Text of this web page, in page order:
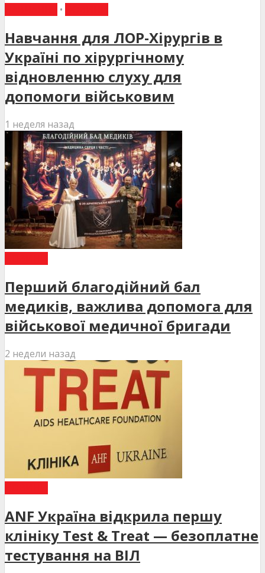
•
Навчання для ЛОР-Хірургів в
Україні по хірургічному
відновленню слуху для
допомоги військовим
1 неделя назад
Перший благодійний бал
медиків, важлива допомога для
військової медичної бригади
2 недели назад
ANF Україна відкрила першу
клініку Test & Treat — безоплатне
тестування на ВІЛ